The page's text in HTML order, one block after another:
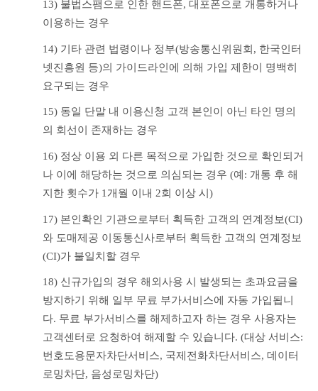
13) 불법스팸으로 인한 핸드폰, 대포폰으로 개통하거나
이용하는 경우
14) 기타 관련 법령이나 정부(방송통신위원회, 한국인터
넷진흥원 등)의 가이드라인에 의해 가입 제한이 명백히
요구되는 경우
15) 동일 단말 내 이용신청 고객 본인이 아닌 타인 명의
의 회선이 존재하는 경우
16) 정상 이용 외 다른 목적으로 가입한 것으로 확인되거
나 이에 해당하는 것으로 의심되는 경우 (예: 개통 후 해
지한 횟수가 1개월 이내 2회 이상 시)
17) 본인확인 기관으로부터 획득한 고객의 연계정보(CI)
와 도매제공 이동통신사로부터 획득한 고객의 연계정보
(CI)가 불일치할 경우
18) 신규가입의 경우 해외사용 시 발생되는 초과요금을
방지하기 위해 일부 무료 부가서비스에 자동 가입됩니
다. 무료 부가서비스를 해제하고자 하는 경우 사용자는
고객센터로 요청하여 해제할 수 있습니다. (대상 서비스:
번호도용문자차단서비스, 국제전화차단서비스, 데이터
로밍차단, 음성로밍차단)